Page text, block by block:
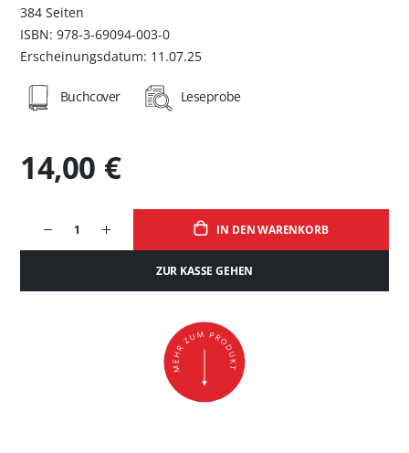
384 Seiten
ISBN: 978-3-69094-003-0
Erscheinungsdatum: 11.07.25
IN DEN WARENKORB
ZUR KASSE GEHEN
14,00 €
Buchcover Leseprobe